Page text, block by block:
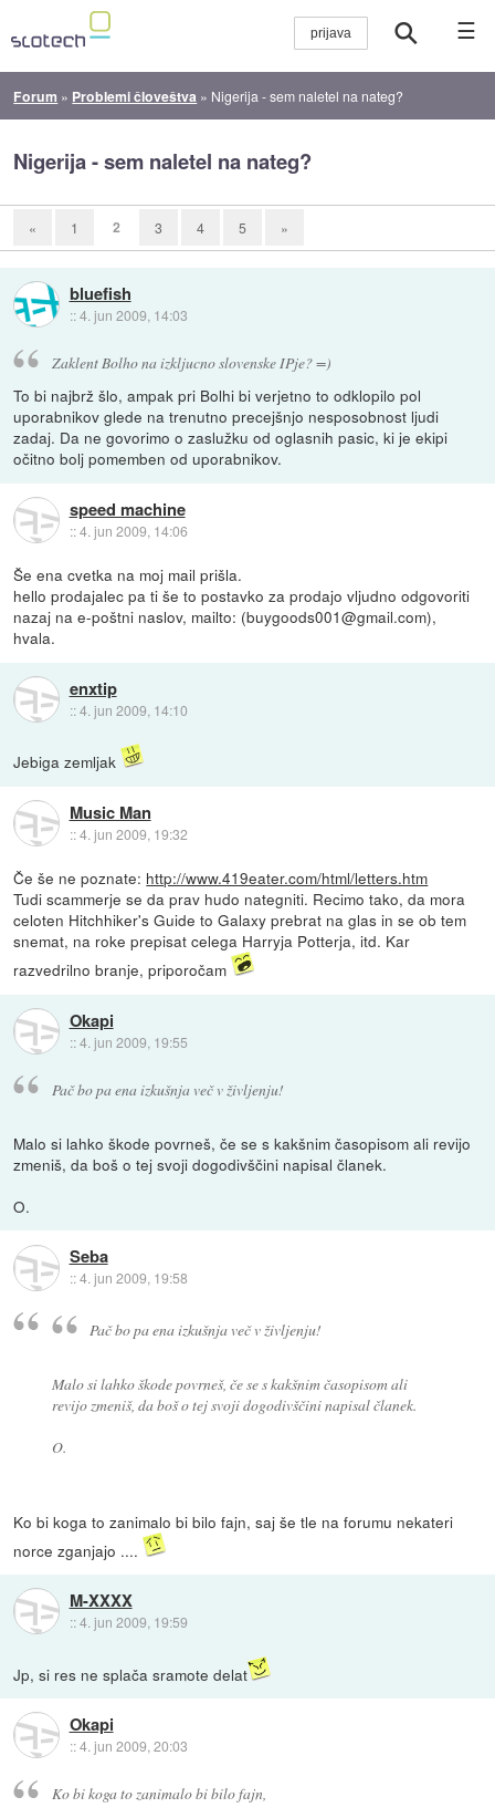
☰
Forum » Problemi človeštva » Nigerija - sem naletel na nateg?
Nigerija - sem naletel na nateg?
« 1 2 3 4 5 »
bluefish
::4. jun 2009, 14:03
Zaklent Bolho na izkljucno slovenske IPje? =)
To bi najbrž šlo, ampak pri Bolhi bi verjetno to odklopilo pol
uporabnikov glede na trenutno precejšnjo nesposobnost ljudi
zadaj. Da ne govorimo o zaslužku od oglasnih pasic, ki je ekipi
očitno bolj pomemben od uporabnikov.
speed machine
::4. jun 2009, 14:06
Še ena cvetka na moj mail prišla.
hello prodajalec pa ti še to postavko za prodajo vljudno odgovoriti
nazaj na e-poštni naslov, mailto: (buygoods001@gmail.com),
hvala.
enxtip
::4. jun 2009, 14:10
Jebiga zemljak
Music Man
::4. jun 2009, 19:32
Če še ne poznate: http://www.419eater.com/html/letters.htm
Tudi scammerje se da prav hudo nategniti. Recimo tako, da mora
celoten Hitchhiker's Guide to Galaxy prebrat na glas in se ob tem
snemat, na roke prepisat celega Harryja Potterja, itd. Kar
razvedrilno branje, priporočam
Okapi
::4. jun 2009, 19:55
Pač bo pa ena izkušnja več v življenju!
Malo si lahko škode povrneš, če se s kakšnim časopisom ali revijo
zmeniš, da boš o tej svoji dogodivščini napisal članek.
O.
Seba
::4. jun 2009, 19:58
Pač bo pa ena izkušnja več v življenju!
Malo si lahko škode povrneš, če se s kakšnim časopisom ali
revijo zmeniš, da boš o tej svoji dogodivščini napisal članek.
O.
Ko bi koga to zanimalo bi bilo fajn, saj še tle na forumu nekateri
norce zganjajo ....
M-XXXX
::4. jun 2009, 19:59
Jp, si res ne splača sramote delat
Okapi
::4. jun 2009, 20:03
Ko bi koga to zanimalo bi bilo fajn,